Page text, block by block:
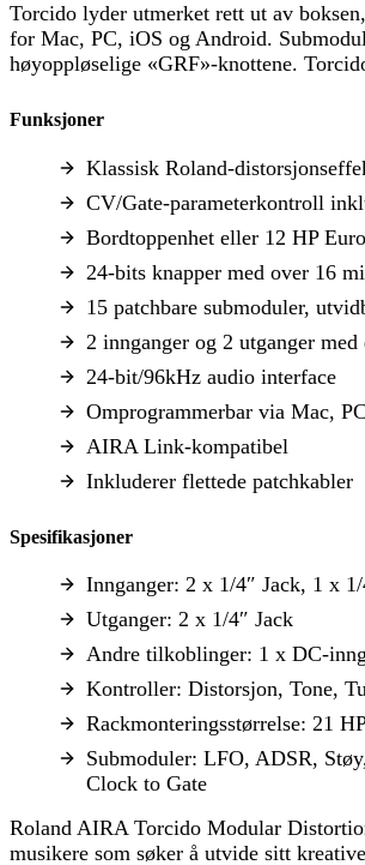
Torcido lyder utmerket rett ut av
for Mac, PC, iOS og Android.
høyoppløselige «GRF»-knottene.
Funksjoner
Klassisk Roland-
CV/Gate-parameterkontroll
Bordtoppenhet eller 12 HP
24-bits knapper med over 16
15 patchbare submoduler,
2 innganger og 2 utganger
24-bit/96kHz audio interface
Omprogrammerbar via Mac,
AIRA Link-kompatibel
Inkluderer flettede patchkabler
Spesifikasjoner
Innganger: 2 x 1/4″ Jack, 1 x
Utganger: 2 x 1/4″ Jack
Andre tilkoblinger: 1 x DC-
Kontroller: Distorsjon, Tone,
Rackmonteringsstørrelse: 21
Submoduler: LFO, ADSR,
Clock to Gate
Roland AIRA Torcido Modular
musikere som søker å utvide sitt